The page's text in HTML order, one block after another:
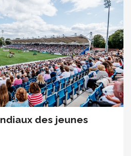
des jeunes